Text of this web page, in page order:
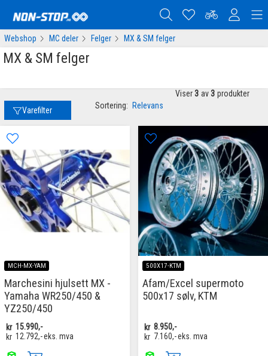
Webshop MC deler Felger MX & SM felger
MX & SM felger
Varefilter Sortering: Relevans
Viser 3 av 3 produkter
MCH-MX-YAM
Marchesini hjulsett MX -
Yamaha WR250/450 &
YZ250/450
kr 15.990,-
kr 12.792,-eks. mva
500X17-KTM
Afam/Excel supermoto
500x17 sølv, KTM
kr 8.950,-
kr 7.160,-eks. mva